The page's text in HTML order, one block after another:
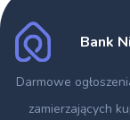
Bank
Darmowe
zamierzających